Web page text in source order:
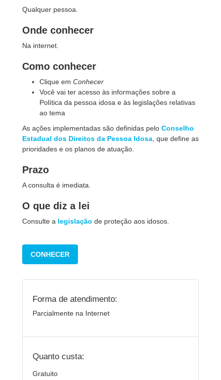
Qualquer pessoa.
Onde conhecer
Na internet.
Como conhecer
Clique em Conhecer
Você vai ter acesso às informações sobre a
Política da pessoa idosa e às legislações relativas
ao tema
As ações implementadas são definidas pelo Conselho
Estadual dos Direitos da Pessoa Idosa , que define as
prioridades e os planos de atuação.
Prazo
A consulta é imediata.
O que diz a lei
Consulte a legislação de proteção aos idosos.
CONHECER
Forma de atendimento:
Parcialmente na Internet
Quanto custa:
Gratuito